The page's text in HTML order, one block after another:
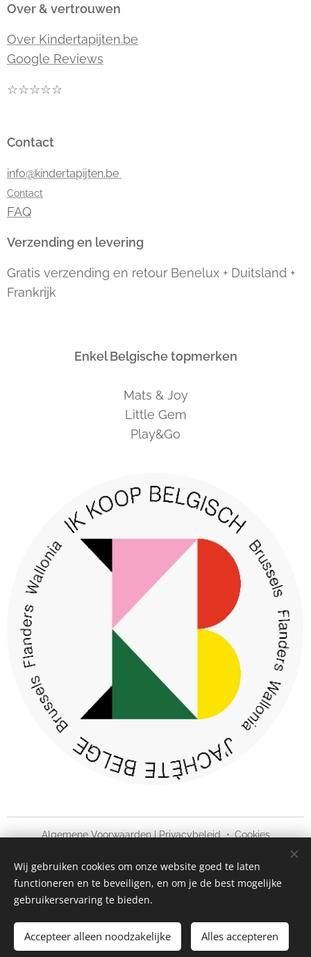
Toevoegen aan de winkelwagen
Over & vertrouwen
Over Kindertapijten.be
Google Reviews
☆☆☆☆☆
Contact
info@kindertapijten.be
Contact
FAQ
Verzending en levering
Gratis verzending en retour Benelux + Duitsland +
Frankrijk
Enkel Belgische topmerken
Mats & Joy
Little Gem
Play&Go
Algemene Voorwaarden| Privacybeleid Cookies
Talen
Nederlands
Français Deutsch English
Wij gebruiken cookies om onze website goed te laten
functioneren en te beveiligen, en om je de best mogelijke
gebruikerservaring te bieden.
Accepteer alleen noodzakelijke Alles accepteren